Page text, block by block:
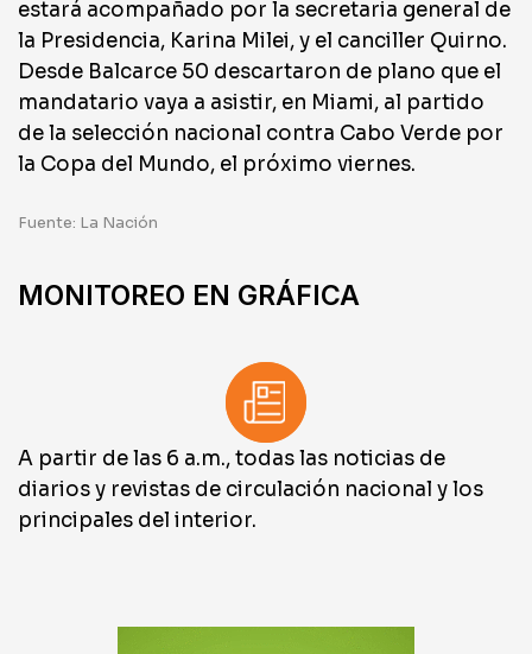
estará acompañado por la secretaria general de
la Presidencia, Karina Milei, y el canciller Quirno.
Desde Balcarce 50 descartaron de plano que el
mandatario vaya a asistir, en Miami, al partido
de la selección nacional contra Cabo Verde por
la Copa del Mundo, el próximo viernes.
Fuente: La Nación
MONITOREO EN GRÁFICA
A partir de las 6 a.m., todas las noticias de
diarios y revistas de circulación nacional y los
principales del interior.